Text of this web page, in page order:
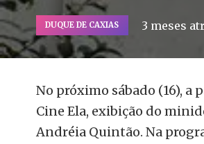
DUQUE DE CAXIAS 3 meses
No próximo sábado (16), a
Cine Ela, exibição do
Andréia Quintão. Na